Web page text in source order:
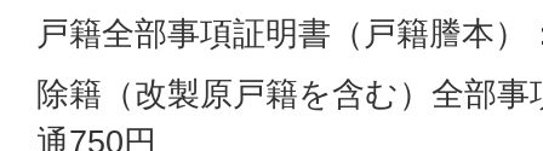
戸籍全部事項証明書（戸籍謄本）
除籍（改製原戸籍を含む）全部
通750円